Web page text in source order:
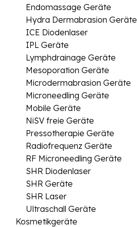
Endomassage Geräte
Hydra Dermabrasion Geräte
ICE Diodenlaser
IPL Geräte
Lymphdrainage Geräte
Mesoporation Geräte
Microdermabrasion Geräte
Microneedling Geräte
Mobile Geräte
NiSV freie Geräte
Pressotherapie Geräte
Radiofrequenz Geräte
RF Microneedling Geräte
SHR Diodenlaser
SHR Geräte
SHR Laser
Ultraschall Geräte
Kosmetikgeräte